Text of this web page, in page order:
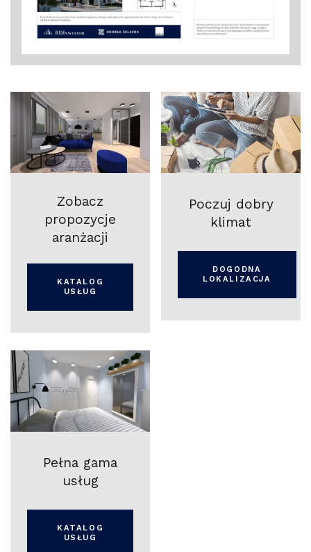
Zobacz
propozycje
aranżacji
KATALOG
USŁUG
Poczuj dobry
klimat
DOGODNA
LOKALIZACJA
Pełna gama
usług
KATALOG
USŁUG